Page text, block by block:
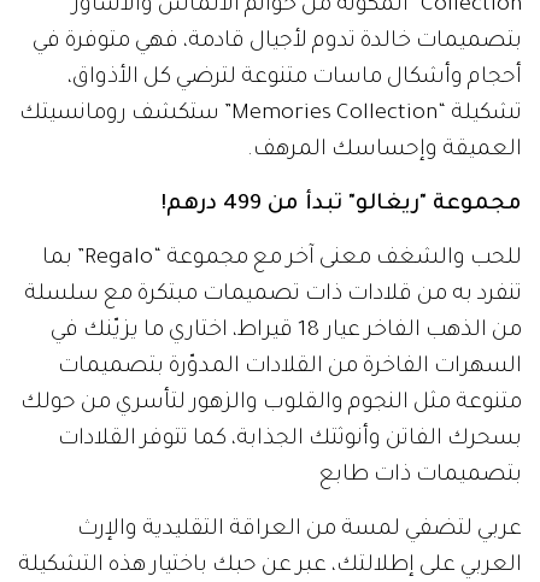
Collection” المكوّنة من خواتم الألماس والأساور
بتصميمات خالدة تدوم لأجيال قادمة، فهي متوفرة في
أحجام وأشكال ماسات متنوعة لترضي كل الأذواق،
تشكيلة “Memories Collection” ستكشف رومانسيتك
العميقة وإحساسك المرهف.
مجموعة "ريغالو" تبدأ من 499 درهم!
للحب والشغف معنى آخر مع مجموعة “Regalo” بما
تنفرد به من قلادات ذات تصميمات مبتكرة مع سلسلة
من الذهب الفاخر عيار 18 قيراط، اختاري ما يزيّنك في
السهرات الفاخرة من القلادات المدوّرة بتصميمات
متنوعة مثل النجوم والقلوب والزهور لتأسري من حولك
بسحرك الفاتن وأنوثتك الجذابة، كما تتوفر القلادات
بتصميمات ذات طابع
عربي لتضفي لمسة من العراقة التقليدية والإرث
العربي على إطلالتك، عبر عن حبك باختيار هذه التشكيلة